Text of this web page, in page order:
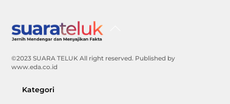
©2023 SUARA TELUK All right reserved. Published by
www.eda.co.id
Kategori